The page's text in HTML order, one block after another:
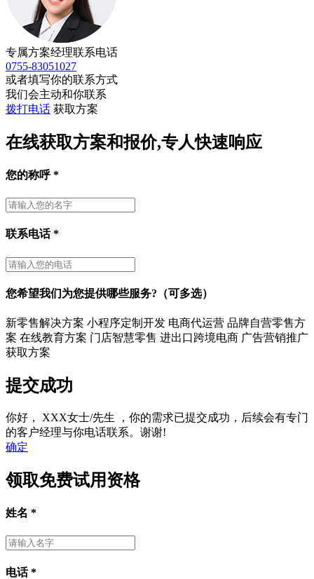
专属方案经理联系电话
0755-83051027
或者填写你的联系方式
我们会主动和你联系
拨打电话 获取方案
在线获取方案和报价,专人快速响应
您的称呼*
联系电话*
您希望我们为您提供哪些服务?（可多选）
新零售解决方案 小程序定制开发 电商代运营 品牌自营零售方
案 在线教育方案 门店智慧零售 进出口跨境电商 广告营销推广
获取方案
提交成功
你好， XXX女士/先生
，你的需求已提交成功，后续会有专门
的客户经理与你电话联系。谢谢!
确定
领取免费试用资格
姓名 *
电话*